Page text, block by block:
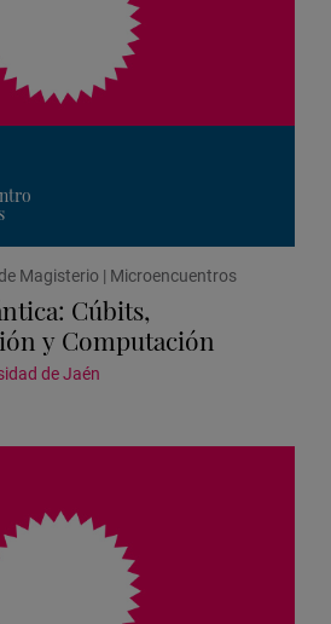
Magisterio | Microencuentros
Cúbits,
y Computación
de Jaén